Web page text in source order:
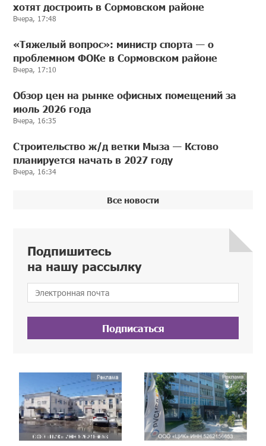
хотят достроить в Сормовском районе
Вчера, 17:48
«Тяжелый вопрос»: министр спорта — о
проблемном ФОКе в Сормовском районе
Вчера, 17:10
Обзор цен на рынке офисных помещений за
июль 2026 года
Вчера, 16:35
Строительство ж/д ветки Мыза — Кстово
планируется начать в 2027 году
Вчера, 16:34
Все новости
Подпишитесь
на нашу рассылку
Подписаться